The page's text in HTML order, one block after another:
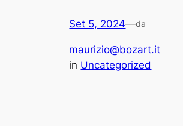
Set 5, 2024—da
maurizio@bozart.it
in Uncategorized